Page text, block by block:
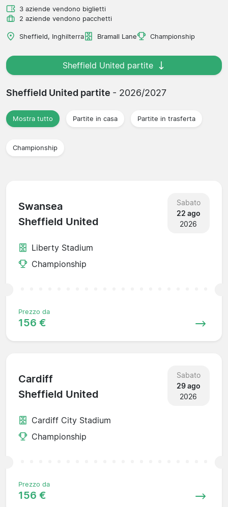
3 aziende vendono biglietti
2 aziende vendono pacchetti
Sheffield, Inghilterra Bramall Lane Championship
Sheffield United partite
Sheffield United partite - 2026/2027
Mostra tutto Partite in casa Partite in trasferta
Championship
Swansea
Sheffield United
Sabato
22 ago
2026
Liberty Stadium
Championship
Prezzo da
156 €
Cardiff
Sheffield United
Sabato
29 ago
2026
Cardiff City Stadium
Championship
Prezzo da
156 €